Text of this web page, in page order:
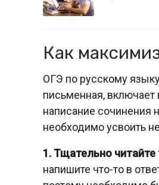
Как
ОГЭ по русскому
письменная, включает
написание сочинения
необходимо усвоить
1. Тщательно читайте
напишите что-то в